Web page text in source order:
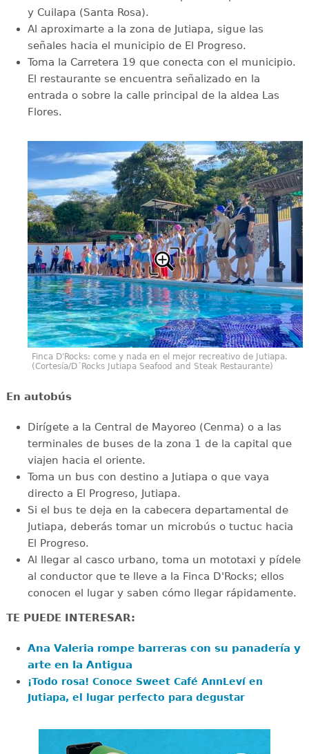
y Cuilapa (Santa Rosa).
Al aproximarte a la zona de Jutiapa, sigue las
señales hacia el municipio de El Progreso.
Toma la Carretera 19 que conecta con el municipio.
El restaurante se encuentra señalizado en la
entrada o sobre la calle principal de la aldea Las
Flores.
Finca D'Rocks: come y nada en el mejor recreativo de Jutiapa.
(Cortesía/D´Rocks Jutiapa Seafood and Steak Restaurante)
En autobús
Dirígete a la Central de Mayoreo (Cenma) o a las
terminales de buses de la zona 1 de la capital que
viajen hacia el oriente.
Toma un bus con destino a Jutiapa o que vaya
directo a El Progreso, Jutiapa.
Si el bus te deja en la cabecera departamental de
Jutiapa, deberás tomar un microbús o tuctuc hacia
El Progreso.
Al llegar al casco urbano, toma un mototaxi y pídele
al conductor que te lleve a la Finca D'Rocks; ellos
conocen el lugar y saben cómo llegar rápidamente.
TE PUEDE INTERESAR:
Ana Valeria rompe barreras con su panadería y
arte en la Antigua
¡Todo rosa! Conoce Sweet Café AnnLeví en
Jutiapa, el lugar perfecto para degustar